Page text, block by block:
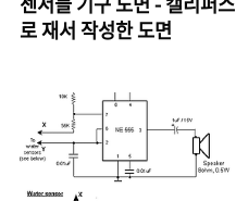
로 재서 작성한 도면